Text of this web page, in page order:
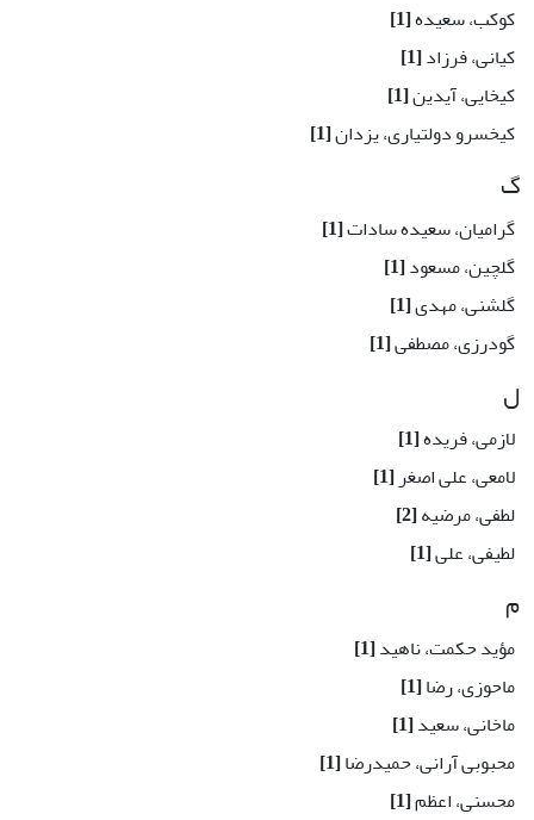
کوکب، سعیده[1]
کیانی، فرزاد[1]
کیخایی، آیدین[1]
کیخسرو دولتیاری، یزدان[1]
گ
گرامیان، سعیده سادات[1]
گلچین، مسعود[1]
گلشنی، مهدی[1]
گودرزی، مصطفی[1]
ل
لازمی، فریده[1]
لامعی، علی اصغر[1]
لطفی، مرضیه[2]
لطیفی، علی[1]
م
مؤید حکمت، ناهید[1]
ماحوزی، رضا[1]
ماخانی، سعید[1]
محبوبی آرانی، حمیدرضا[1]
محسنی، اعظم[1]